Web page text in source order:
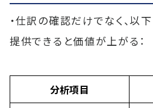
・仕訳の確認だけでなく、以
提供できると価値が上がる：
分析項目